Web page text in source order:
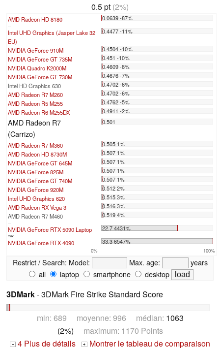
0.5 pt (2%)
AMD Radeon HD 8180 0.0639 -87%
Intel UHD Graphics (Jasper Lake 32
EU)
0.4477 -11%
NVIDIA GeForce 910M
0.4504 -10%
NVIDIA GeForce GT 735M
0.451 -10%
NVIDIA Quadro K2000M
0.4609 -8%
NVIDIA GeForce GT 730M
0.4676 -7%
Intel HD Graphics 630
0.4702 -6%
AMD Radeon R7 M260
0.4702 -6%
AMD Radeon R5 M255
0.4762 -5%
AMD Radeon R6 M255DX
0.4911 -2%
AMD Radeon R7
(Carrizo)
0.501
AMD Radeon R7 M360
0.505 1%
AMD Radeon HD 8730M
0.507 1%
NVIDIA GeForce GT 645M
0.507 1%
NVIDIA GeForce 825M
0.507 1%
NVIDIA GeForce GT 740M
0.507 1%
NVIDIA GeForce 920M
0.512 2%
Intel UHD Graphics 620
0.515 3%
AMD Radeon RX Vega 3
0.516 3%
AMD Radeon R7 M460
0.519 4%
NVIDIA GeForce RTX 5090 Laptop 22.7 4431%
max:
NVIDIA GeForce RTX 4090 33.3 6547%
0% 100%
Restrict / Search: Model: Max. age:
years
all
laptop smartphone desktop
3DMark- 3DMark Fire Strike Standard Score
min: 689 moyenne: 996 médian: 1063
(2%) maximum: 1170 Points
+ 4 Plus de détails + Montrer le tableau de comparaison